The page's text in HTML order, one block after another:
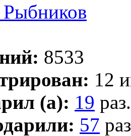
8533
12
(а): 19 раз.
57